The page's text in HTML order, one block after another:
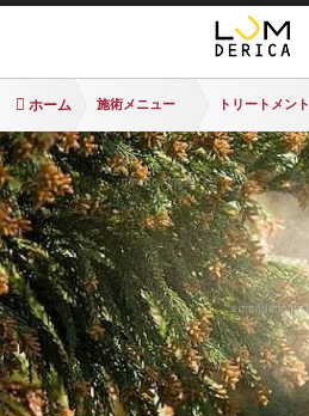
ホーム 施術メニュー トリートメント